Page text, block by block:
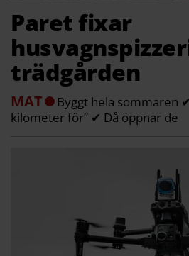
Paret fixar
trädgården
MAT
Byggt hela sommaren
kilometer för” ✔ Då öppnar de